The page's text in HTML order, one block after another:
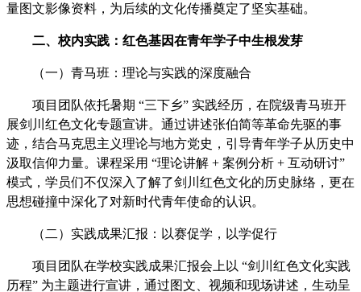
量图文影像资料，为后续的文化传播奠定了坚实基础。
二、校内实践：红色基因在青年学子中生根发芽
（一）青马班：理论与实践的深度融合
项目团队依托暑期 “三下乡” 实践经历，在院级青马班开
展剑川红色文化专题宣讲。通过讲述张伯简等革命先驱的事
迹，结合马克思主义理论与地方党史，引导青年学子从历史中
汲取信仰力量。课程采用 “理论讲解 + 案例分析 + 互动研讨”
模式，学员们不仅深入了解了剑川红色文化的历史脉络，更在
思想碰撞中深化了对新时代青年使命的认识。
（二）实践成果汇报：以赛促学，以学促行
项目团队在学校实践成果汇报会上以 “剑川红色文化实践
历程” 为主题进行宣讲，通过图文、视频和现场讲述，生动呈